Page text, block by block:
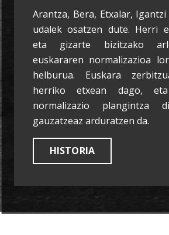
Arantza, Bera, Etxalar,
udalek osatzen dute. Herri
eta gizarte bizitzako
euskararen normalizazioa
helburua. Euskara
herriko etxean dago, eta
normalizazio plangintza
gauzatzeaz arduratzen da.
HISTORIA